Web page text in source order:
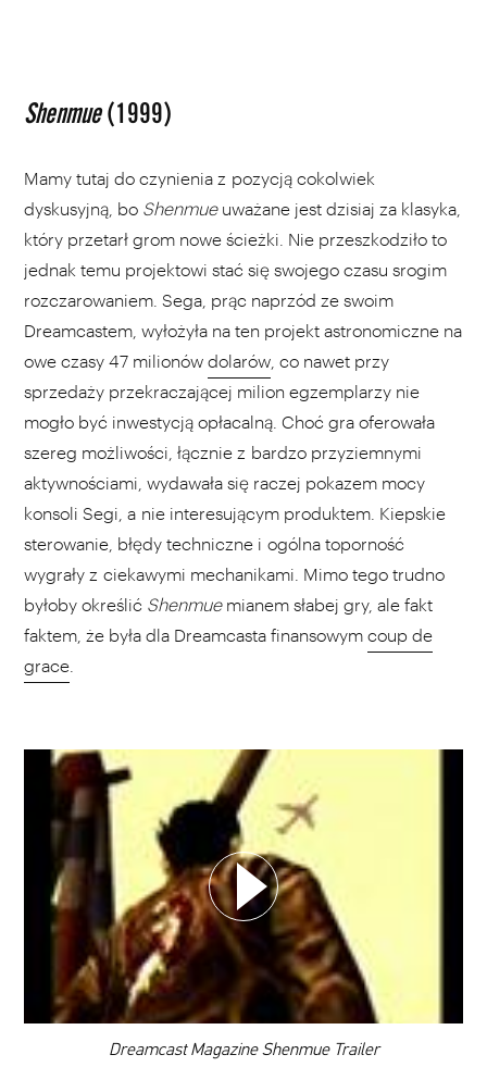
Shenmue(1999)
Mamy tutaj do czynienia z pozycją cokolwiek
dyskusyjną, bo Shenmueuważane jest dzisiaj za klasyka,
który przetarł grom nowe ścieżki. Nie przeszkodziło to
jednak temu projektowi stać się swojego czasu srogim
rozczarowaniem. Sega, prąc naprzód ze swoim
Dreamcastem, wyłożyła na ten projekt astronomiczne na
owe czasy 47 milionów dolarów , co nawet przy
sprzedaży przekraczającej milion egzemplarzy nie
mogło być inwestycją opłacalną. Choć gra oferowała
szereg możliwości, łącznie z bardzo przyziemnymi
aktywnościami, wydawała się raczej pokazem mocy
konsoli Segi, a nie interesującym produktem. Kiepskie
sterowanie, błędy techniczne i ogólna toporność
wygrały z ciekawymi mechanikami. Mimo tego trudno
byłoby określić Shenmuemianem słabej gry, ale fakt
faktem, że była dla Dreamcasta finansowym coup de
grace
00:00
Dreamcast Magazine Shenmue Trailer
WYBIERZ SWOJĄ PLAYLISTĘ
DODAJ TEN FILM DO PLAYLISTY